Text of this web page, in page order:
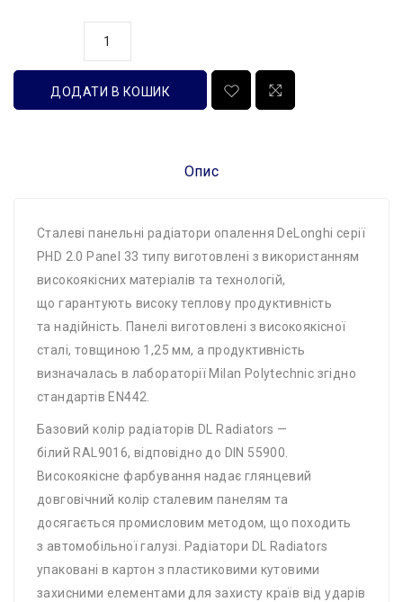
ДОДАТИ В КОШИК
Опис
Сталеві панельні радіатори опалення DeLonghi серії
PHD 2.0 Panel 33 типу виготовлені з використанням
високоякісних матеріалів та технологій,
що гарантують високу теплову продуктивність
та надійність. Панелі виготовлені з високоякісної
сталі, товщиною 1,25 мм, а продуктивність
визначалась в лабораторії Milan Polytechnic згідно
стандартів EN442.
Базовий колір радіаторів DL Radiators —
білий RAL9016, відповідно до DIN 55900.
Високоякісне фарбування надає глянцевий
довговічний колір сталевим панелям та
досягається промисловим методом, що походить
з автомобільної галузі. Радіатори DL Radiators
упаковані в картон з пластиковими кутовими
захисними елементами для захисту країв від ударів